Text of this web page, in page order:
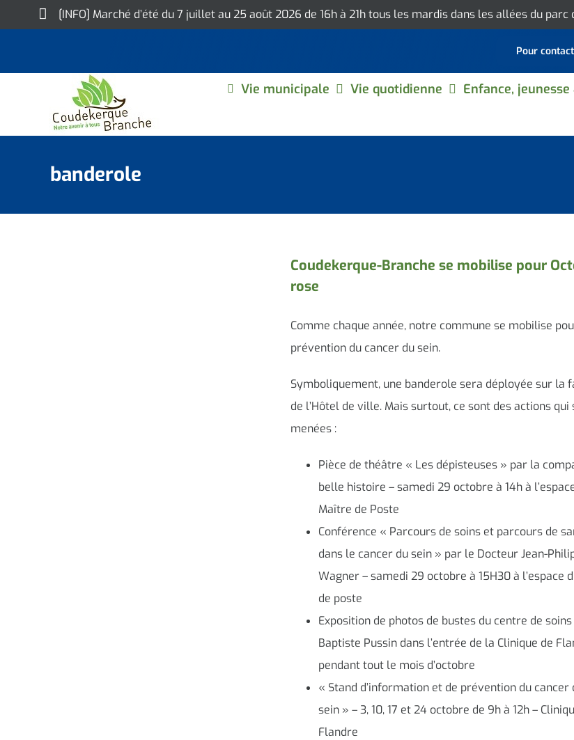
to
[INFO] Marché d’été du 7 juillet au 25 août 2026 de 16h à 21h tous les mardis dans les allées du
Pour
Vie municipale Vie quotidienne Enfance,
banderole
Coudekerque-Branche se mobilise pour
rose
Comme chaque année, notre commune se mobilise
prévention du cancer du sein.
Symboliquement, une banderole sera déployée sur la
de l’Hôtel de ville. Mais surtout, ce sont des actions qui
menées :
Pièce de théâtre « Les dépisteuses » par la
belle histoire – samedi 29 octobre à 14h à
Maître de Poste
Conférence « Parcours de soins et parcours de
dans le cancer du sein » par le Docteur Jean-
Wagner – samedi 29 octobre à 15H30 à l’espace
de poste
Exposition de photos de bustes du centre de soins
Baptiste Pussin dans l’entrée de la Clinique de
pendant tout le mois d’octobre
« Stand d’information et de prévention du cancer
sein » – 3, 10, 17 et 24 octobre de 9h à 12h –
Flandre